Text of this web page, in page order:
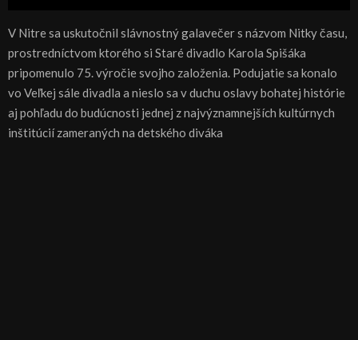
V Nitre sa uskutočnil slávnostný galavečer s názvom Nitky času,
prostredníctvom ktorého si Staré divadlo Karola Spišáka
pripomenulo 75. výročie svojho založenia. Podujatie sa konalo
vo Veľkej sále divadla a nieslo sa v duchu oslavy bohatej histórie
aj pohľadu do budúcnosti jednej z najvýznamnejších kultúrnych
inštitúcií zameraných na detského diváka